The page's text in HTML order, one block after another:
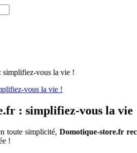
simplifiez-vous la vie !
: simplifiez-vous la vie
toute simplicité,Domotique-store.fr
!